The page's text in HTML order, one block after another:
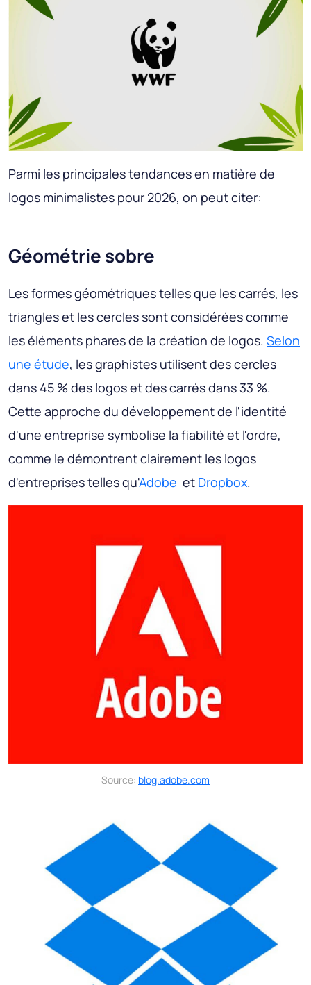
Parmi les principales tendances en matière de
logos minimalistes pour 2026, on peut citer:
Géométrie sobre
Les formes géométriques telles que les carrés, les
triangles et les cercles sont considérées comme
les éléments phares de la création de logos. Selon
une étude, les graphistes utilisent des cercles
dans 45 % des logos et des carrés dans 33 %.
Cette approche du développement de l'identité
d'une entreprise symbolise la fiabilité et l'ordre,
comme le démontrent clairement les logos
d'entreprises telles qu'Adobe et Dropbox.
Source: blog.adobe.com